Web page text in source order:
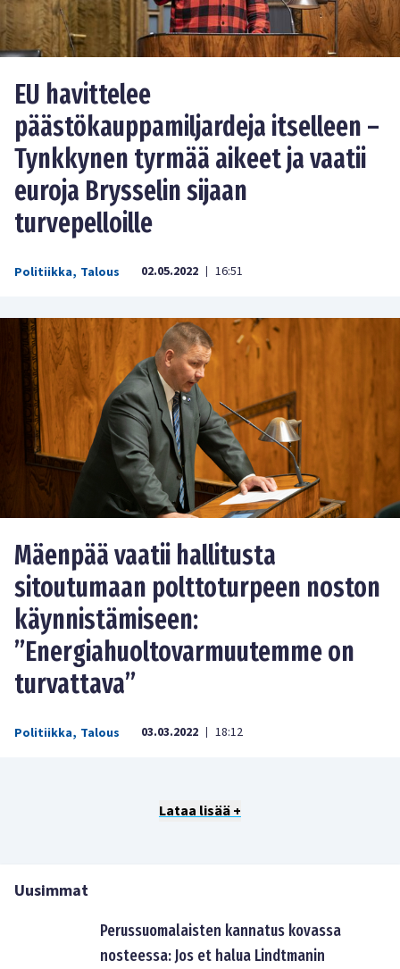
EU havittelee
päästökauppamiljardeja itselleen –
Tynkkynen tyrmää aikeet ja vaatii
euroja Brysselin sijaan
turvepelloille
Politiikka, Talous 02.05.2022 | 16:51
Mäenpää vaatii hallitusta
sitoutumaan polttoturpeen noston
käynnistämiseen:
”Energiahuoltovarmuutemme on
turvattava”
Politiikka, Talous 03.03.2022 | 18:12
Lataa lisää +
Uusimmat
Perussuomalaisten kannatus kovassa
nosteessa: Jos et halua Lindtmanin